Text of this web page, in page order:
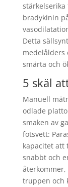
bradykinin
Detta
medelålders
smärta och
5 skäl
Manuell
odlade
smaken av
fotsvett:
kapacitet att
snabbt och
truppen och